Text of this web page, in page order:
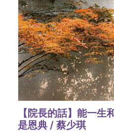
【院長的話】能一生
是恩典 / 蔡少琪